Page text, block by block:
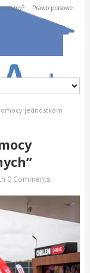
Prawo prasowe
jednostkom
0 Comments